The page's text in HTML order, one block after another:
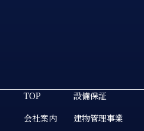
TOP
会社案内
設備保証
建物管理事業